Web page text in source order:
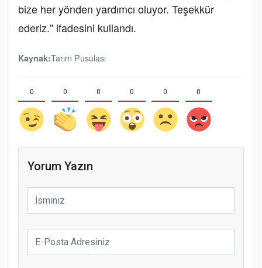
bize her yönden yardımcı oluyor. Teşekkür
ederiz." ifadesini kullandı.
Kaynak:Tarım Pusulası
0 0 0 0 0 0
Yorum Yazın